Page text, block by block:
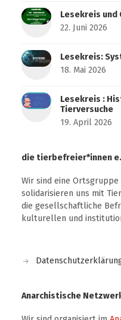
Lesekreis und
22. Juni 2026
Lesekreis:
18. Mai 2026
Lesekreis :
Tierversuche
19. April 2026
die tierbefreier*innen
Wir sind eine Ortsgruppe
solidarisieren uns mit
die gesellschaftliche
kulturellen und
Anarchistische